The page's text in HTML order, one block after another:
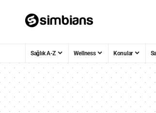
Sağlık A-Z Wellness Konular